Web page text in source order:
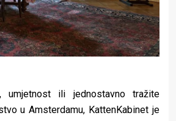
umjetnost ili jednostavno tražite
u Amsterdamu, KattenKabinet je